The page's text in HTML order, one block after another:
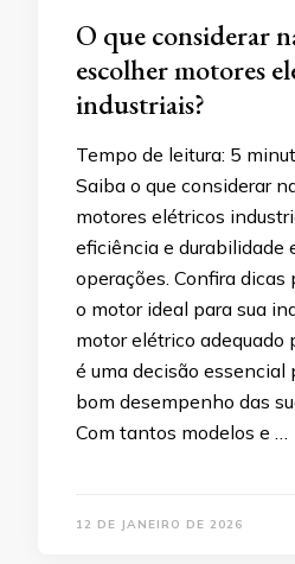
O que considerar
escolher motores
industriais?
Tempo de leitura: 5
Saiba o que considerar
motores elétricos
eficiência e durabilidade
operações. Confira
o motor ideal para sua
motor elétrico adequado
é uma decisão essencial
bom desempenho das
Com tantos modelos e …
12 DE JANEIRO DE 2026